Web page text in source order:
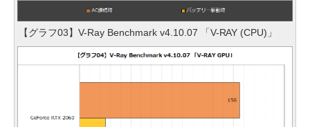
【グラフ03】V-Ray Benchmark v4.10.07 「V-RAY (CPU)」